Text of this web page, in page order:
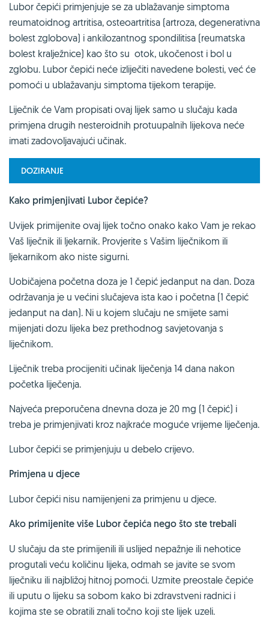
Lubor čepići primjenjuje se za ublažavanje simptoma
reumatoidnog artritisa, osteoartritisa (artroza, degenerativna
bolest zglobova) i ankilozantnog spondilitisa (reumatska
bolest kralježnice) kao što su otok, ukočenost i bol u
zglobu. Lubor čepići neće izliječiti navedene bolesti, već će
pomoći u ublažavanju simptoma tijekom terapije.
Liječnik će Vam propisati ovaj lijek samo u slučaju kada
primjena drugih nesteroidnih protuupalnih lijekova neće
imati zadovoljavajući učinak.
DOZIRANJE
Kako primjenjivati Lubor čepiće?
Uvijek primijenite ovaj lijek točno onako kako Vam je rekao
Vaš liječnik ili ljekarnik. Provjerite s Vašim liječnikom ili
ljekarnikom ako niste sigurni.
Uobičajena početna doza je 1 čepić jedanput na dan. Doza
održavanja je u većini slučajeva ista kao i početna (1 čepić
jedanput na dan). Ni u kojem slučaju ne smijete sami
mijenjati dozu lijeka bez prethodnog savjetovanja s
liječnikom.
Liječnik treba procijeniti učinak liječenja 14 dana nakon
početka liječenja.
Najveća preporučena dnevna doza je 20 mg (1 čepić) i
treba je primjenjivati kroz najkraće moguće vrijeme liječenja.
Lubor čepići se primjenjuju u debelo crijevo.
Primjena u djece
Lubor čepići nisu namijenjeni za primjenu u djece.
Ako primijenite više Lubor čepića nego što ste trebali
U slučaju da ste primijenili ili uslijed nepažnje ili nehotice
progutali veću količinu lijeka, odmah se javite se svom
liječniku ili najbližoj hitnoj pomoći. Uzmite preostale čepiće
ili uputu o lijeku sa sobom kako bi zdravstveni radnici i
kojima ste se obratili znali točno koji ste lijek uzeli.